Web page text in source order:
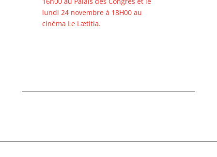
lundi 24 novembre à 18H00 au
cinéma Le Lætitia.